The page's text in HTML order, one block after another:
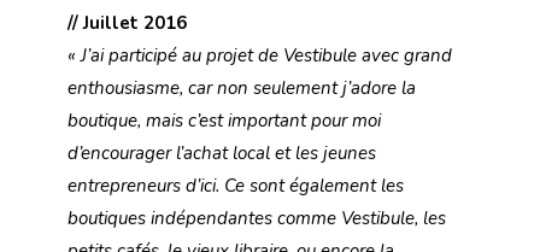
// Juillet 2016
« J’ai participé au projet de Vestibule avec grand
enthousiasme, car non seulement j’adore la
boutique, mais c’est important pour moi
d’encourager l’achat local et les jeunes
entrepreneurs d’ici. Ce sont également les
boutiques indépendantes comme Vestibule, les